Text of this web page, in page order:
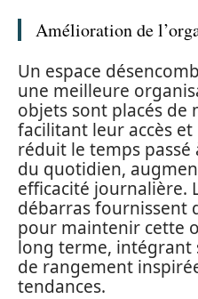
Amélioration de
Un espace
une meilleure
objets sont placés de
facilitant leur accès
réduit le temps
du quotidien,
efficacité journalière.
débarras fournissent
pour maintenir cette
long terme, intégrant
de rangement
tendances.